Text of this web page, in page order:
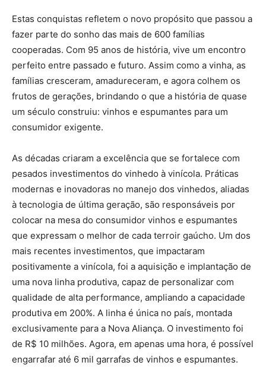
Estas conquistas refletem o novo propósito que passou a
fazer parte do sonho das mais de 600 famílias
cooperadas. Com 95 anos de história, vive um encontro
perfeito entre passado e futuro. Assim como a vinha, as
famílias cresceram, amadureceram, e agora colhem os
frutos de gerações, brindando o que a história de quase
um século construiu: vinhos e espumantes para um
consumidor exigente.
As décadas criaram a excelência que se fortalece com
pesados investimentos do vinhedo à vinícola. Práticas
modernas e inovadoras no manejo dos vinhedos, aliadas
à tecnologia de última geração, são responsáveis por
colocar na mesa do consumidor vinhos e espumantes
que expressam o melhor de cada terroir gaúcho. Um dos
mais recentes investimentos, que impactaram
positivamente a vinícola, foi a aquisição e implantação de
uma nova linha produtiva, capaz de personalizar com
qualidade de alta performance, ampliando a capacidade
produtiva em 200%. A linha é única no país, montada
exclusivamente para a Nova Aliança. O investimento foi
de R$ 10 milhões. Agora, em apenas uma hora, é possível
engarrafar até 6 mil garrafas de vinhos e espumantes.